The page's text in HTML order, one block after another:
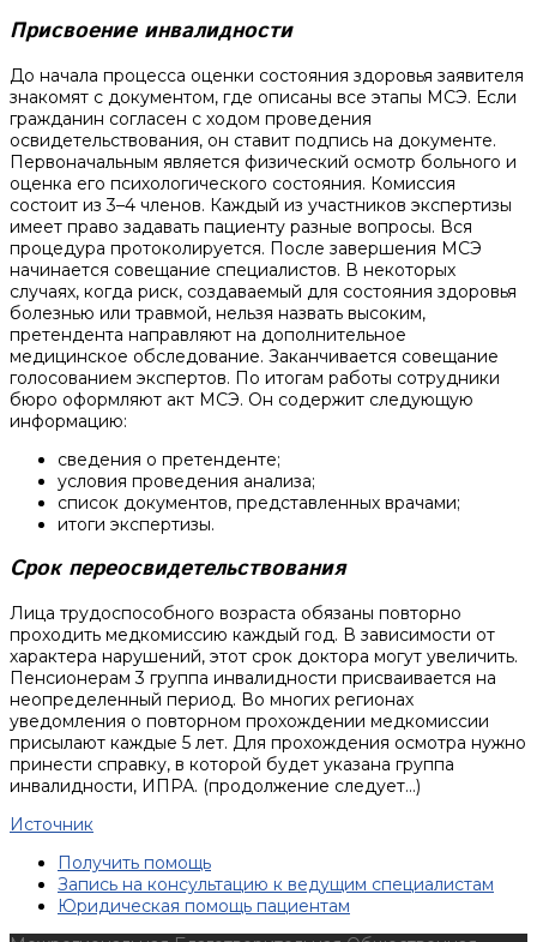
Присвоение инвалидности
До начала процесса оценки состояния здоровья заявителя
знакомят с документом, где описаны все этапы МСЭ. Если
гражданин согласен с ходом проведения
освидетельствования, он ставит подпись на документе.
Первоначальным является физический осмотр больного и
оценка его психологического состояния. Комиссия
состоит из 3–4 членов. Каждый из участников экспертизы
имеет право задавать пациенту разные вопросы. Вся
процедура протоколируется. После завершения МСЭ
начинается совещание специалистов. В некоторых
случаях, когда риск, создаваемый для состояния здоровья
болезнью или травмой, нельзя назвать высоким,
претендента направляют на дополнительное
медицинское обследование. Заканчивается совещание
голосованием экспертов. По итогам работы сотрудники
бюро оформляют акт МСЭ. Он содержит следующую
информацию:
сведения о претенденте;
условия проведения анализа;
список документов, представленных врачами;
итоги экспертизы.
Срок переосвидетельствования
Лица трудоспособного возраста обязаны повторно
проходить медкомиссию каждый год. В зависимости от
характера нарушений, этот срок доктора могут увеличить.
Пенсионерам 3 группа инвалидности присваивается на
неопределенный период. Во многих регионах
уведомления о повторном прохождении медкомиссии
присылают каждые 5 лет. Для прохождения осмотра нужно
принести справку, в которой будет указана группа
инвалидности, ИПРА. (продолжение следует…)
Источник
Получить помощь
Запись на консультацию к ведущим специалистам
Юридическая помощь пациентам